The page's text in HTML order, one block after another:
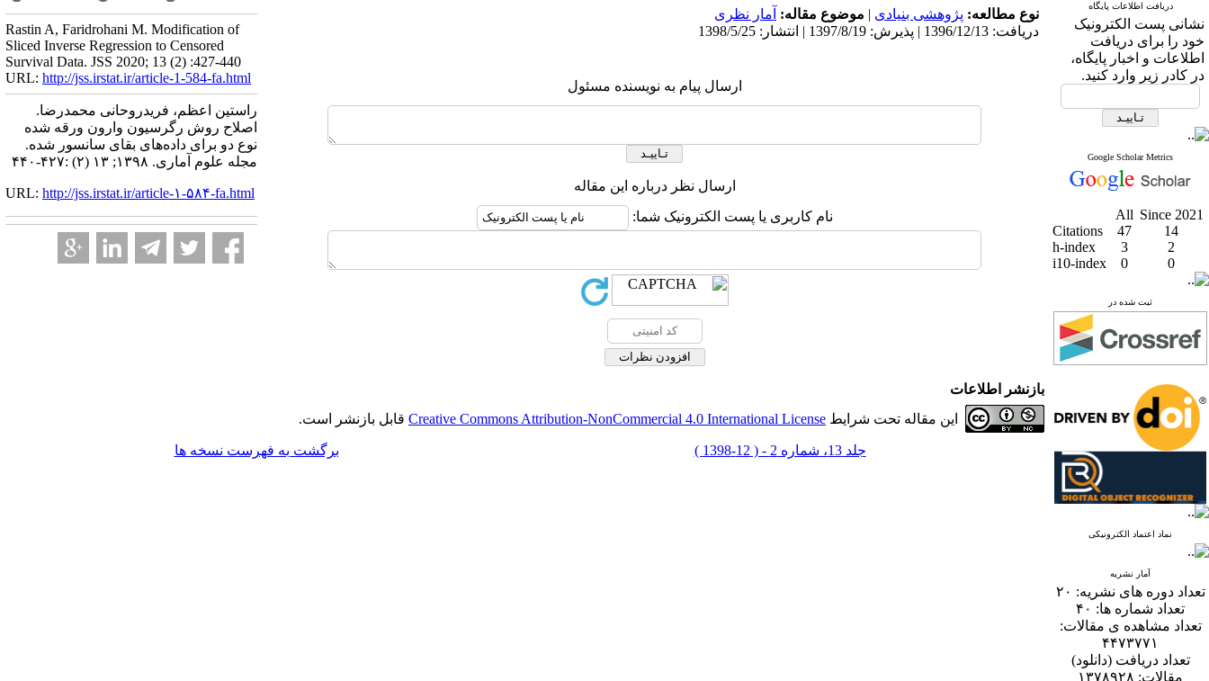
دریافت اطلاعات پایگاه
نشانی پست الکترونیک
خود را برای دریافت
اطلاعات و اخبار پایگاه،
در کادر زیر وارد کنید.
Google Scholar Metrics
All Since 2021
Citations
47
14
h-index
3
2
i10-index
0 0
ثبت شده در
نماد اعتماد الکترونیکی
آمار نشریه
تعداد دوره های نشریه: ۲۰
تعداد شماره ها: ۴۰
تعداد مشاهده ی مقالات:
۴۴۷۳۷۷۱
تعداد دریافت (دانلود)
مقالات: ۱۳۷۸۹۲۸
نوع مطالعه: پژوهشی بنیادی | موضوع مقاله: آمار نظری
دریافت: 1396/12/13 | پذیرش: 1397/8/19 | انتشار: 1398/5/25
ارسال پیام به نویسنده مسئول
ارسال نظر درباره این مقاله
نام کاربری یا پست الکترونیک شما:
Rastin A, Faridrohani M. Modification of
Sliced Inverse Regression to Censored
Survival Data. JSS 2020; 13 (2) :427-440
URL: http://jss.irstat.ir/article-1-584-fa.html
راستین اعظم، فریدروحانی محمدرضا.
اصلاح روش رگرسیون وارون ورقه شده
نوع دو برای داده‌های بقای سانسور شده.
مجله علوم آماری. ۱۳۹۸; ۱۳ (۲) :۴۲۷-۴۴۰
URL: http://jss.irstat.ir/article-۱-۵۸۴-fa.html
بازنشر اطلاعات
این مقاله تحت شرایط Creative Commons Attribution-NonCommercial 4.0 International License قابل بازنشر است.
جلد 13، شماره 2 - ( 12-1398 ) برگشت به فهرست نسخه ها